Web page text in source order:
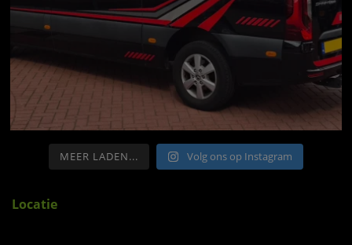
MEER LADEN... Volg ons op Instagram
Locatie